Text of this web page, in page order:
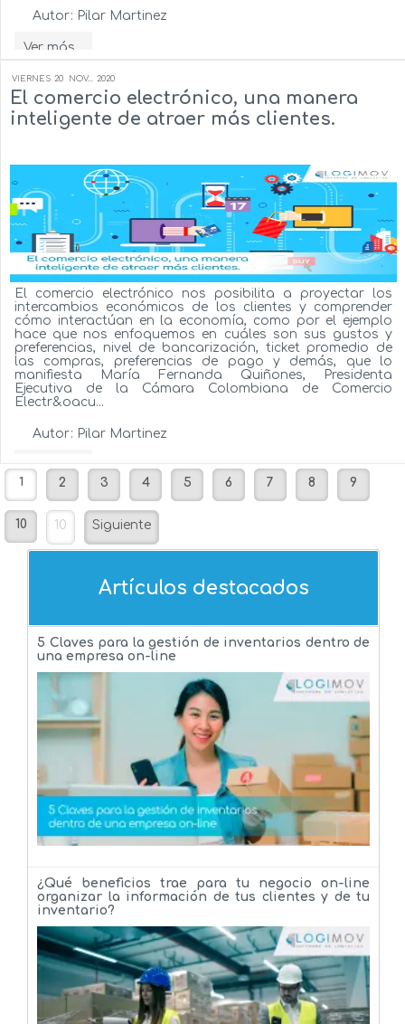
Autor: Pilar Martinez
Ver más...
VIERNES 20 NOV... 2020
El comercio electrónico, una manera
inteligente de atraer más clientes.
El comercio electrónico nos posibilita a proyectar los
intercambios económicos de los clientes y comprender
cómo interactúan en la economía, como por el ejemplo
hace que nos enfoquemos en cuáles son sus gustos y
preferencias, nivel de bancarización, ticket promedio de
las compras, preferencias de pago y demás, que lo
manifiesta María Fernanda Quiñones, Presidenta
Ejecutiva de la Cámara Colombiana de Comercio
Electr&oacu...
Autor: Pilar Martinez
1 2 3 4 5 6 7 8 9
10 10 Siguiente
Artículos destacados
5 Claves para la gestión de inventarios dentro de
una empresa on-line
¿Qué beneficios trae para tu negocio on-line
organizar la información de tus clientes y de tu
inventario?